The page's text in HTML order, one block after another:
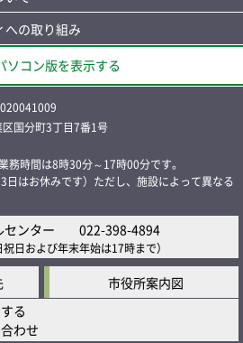
への取り組み
ソコン版を表示する
国分町3丁目7番1号
務時間は8時30分～17時00分です。
日はお休みです）ただし、施設によって異なる
ンター 022-398-4894
祝日および年末年始は17時まで）
市役所案内図
る
わせ